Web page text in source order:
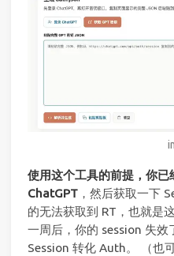
使用这个工具的前提，你
ChatGPT ，然后获取一下
的无法获取到 RT，也就是
一周后，你的 session 失效
Session 转化 Auth。 （也